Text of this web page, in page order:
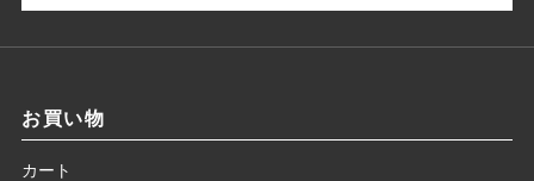
お買い物
カート